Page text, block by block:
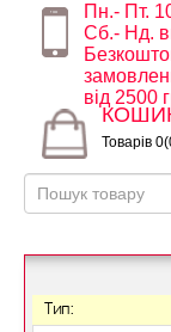
Пн.- Пт.
Сб.- Нд.
від 2500
Товарів
Тип: